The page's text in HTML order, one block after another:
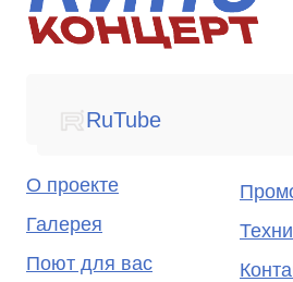
t.me/kinokoncertrf
RuTube
О проекте
Галерея
Поют для вас